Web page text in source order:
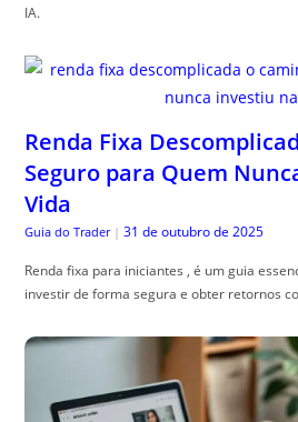
IA.
Renda Fixa
Seguro para Quem
Vida
Guia do Trader | 31 de outubro de 2025
Renda fixa para iniciantes , é um guia
investir de forma segura e obter retornos